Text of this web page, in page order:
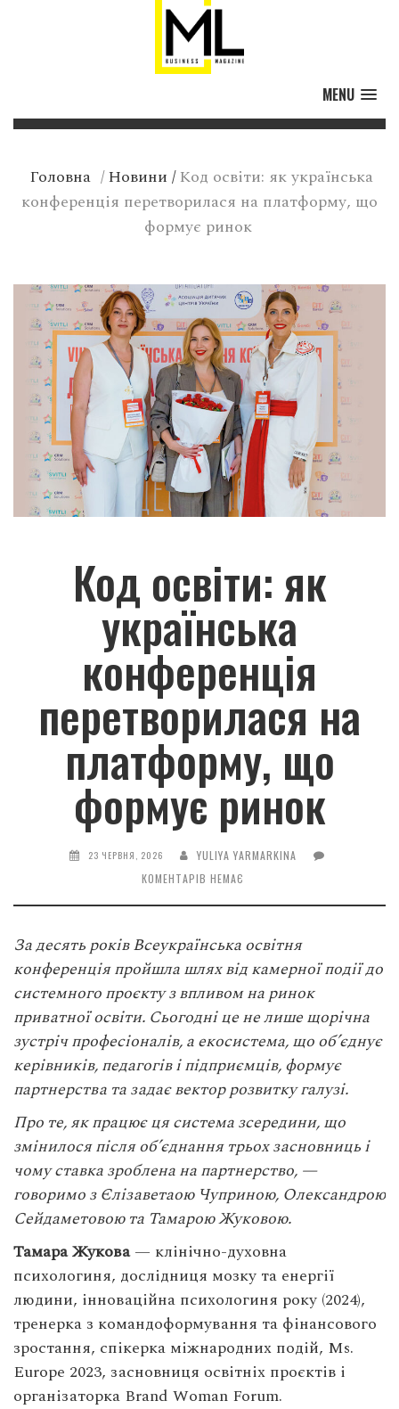
MENU
Головна /Новини / Код освіти: як українська
конференція перетворилася на платформу, що
формує ринок
Код освіти: як
українська
конференція
перетворилася на
платформу, що
формує ринок
23 ЧЕРВНЯ, 2026
YULIYA YARMARKINA
КОМЕНТАРІВ НЕМАЄ
За десять роківВсеукраїнська освітня
конференціяпройшла шлях від камерної події до
системного проєкту з впливом на ринок
приватної освіти. Сьогодні це не лише щорічна
зустріч професіоналів, а екосистема, що об’єднує
керівників, педагогів і підприємців, формує
партнерства та задає вектор розвитку галузі.
Про те, як працює ця система зсередини, що
змінилося після об’єднання трьох засновниць і
чому ставка зроблена на партнерство, —
говоримо з Єлізаветаою Чуприною, Олександрою
Сейдаметовою та Тамарою Жуковою.
Тамара Жукова— клінічно-духовна
психологиня, дослідниця мозку та енергії
людини, інноваційна психологиня року (2024),
тренерка з командоформування та фінансового
зростання, спікерка міжнародних подій, Ms.
Europe 2023, засновниця освітніх проєктів і
організаторка Brand Woman Forum.